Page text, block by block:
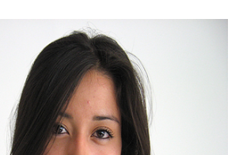
de Empresas y Gestión Ambiental